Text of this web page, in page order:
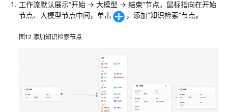
工作流默认展示“开始 -> 大模型 -> 结束”节点。鼠标指向在开始
节点、大模型节点中间，单击
，添加“知识检索”节点。
图12 添加知识检索节点